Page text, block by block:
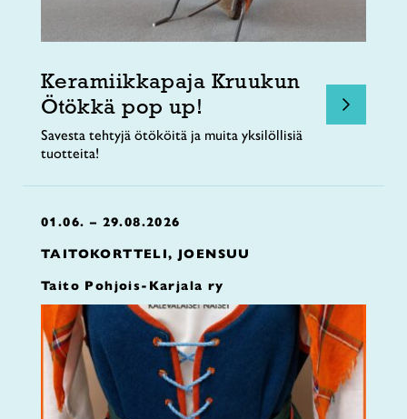
Keramiikkapaja Kruukun
Ötökkä pop up!
Savesta tehtyjä ötököitä ja muita yksilöllisiä
tuotteita!
01.06. – 29.08.2026
TAITOKORTTELI, JOENSUU
Taito Pohjois-Karjala ry